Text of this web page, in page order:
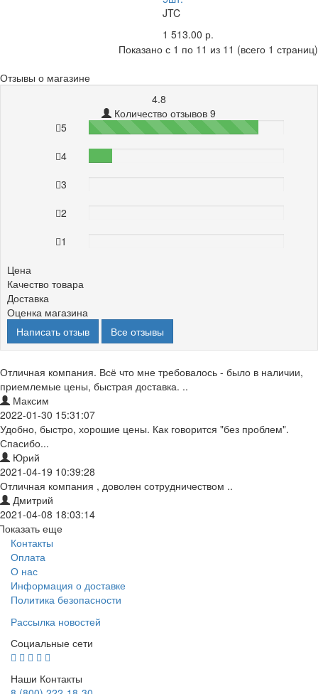
JTC
1 513.00 р.
Показано с 1 по 11 из 11 (всего 1 страниц)
Отзывы о магазине
4.8
Количество отзывов 9
5
87%
4
3
2
1
Цена
Качество товара
Доставка
Оценка магазина
Написать отзыв
Все отзывы
Отличная компания. Всё что мне требовалось - было в наличии,
приемлемые цены, быстрая доставка. ..
Максим
2022-01-30 15:31:07
Удобно, быстро, хорошие цены. Как говорится "без проблем".
Спасибо...
Юрий
2021-04-19 10:39:28
Отличная компания , доволен сотрудничеством ..
Дмитрий
2021-04-08 18:03:14
еще
Контакты
Оплата
О нас
Информация о доставке
Политика безопасности
Рассылка новостей
Социальные сети
Наши Контакты